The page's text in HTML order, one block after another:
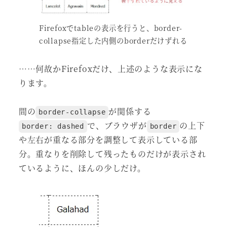
Firefoxでtableの表示を行うと、border-
collapse指定した内側のborderだけずれる
……何故かFirefoxだけ、上述のような表示にな
ります。
間の border-collapse が関係する
border: dashed で、ブラウザが border の上下
や左右が重なる部分を調整して表示している部
分。重なりを削除して残ったものだけが表示され
ているように、ほんの少しだけ。